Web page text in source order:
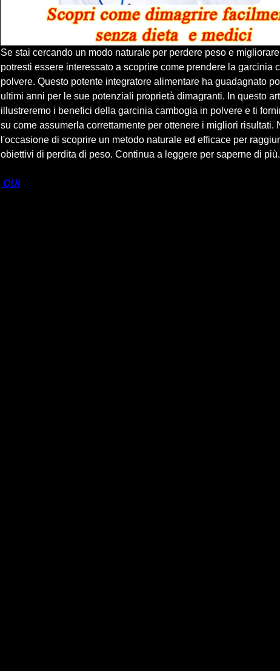
Se stai cercando un modo naturale per perdere peso e
potresti essere interessato a scoprire come prendere la garcinia
polvere. Questo potente integratore alimentare ha guadagnato
ultimi anni per le sue potenziali proprietà dimagranti. In questo
illustreremo i benefici della garcinia cambogia in polvere e ti
su come assumerla correttamente per ottenere i migliori risultati.
l'occasione di scoprire un metodo naturale ed efficace per
obiettivi di perdita di peso. Continua a leggere per saperne di più.
QUI